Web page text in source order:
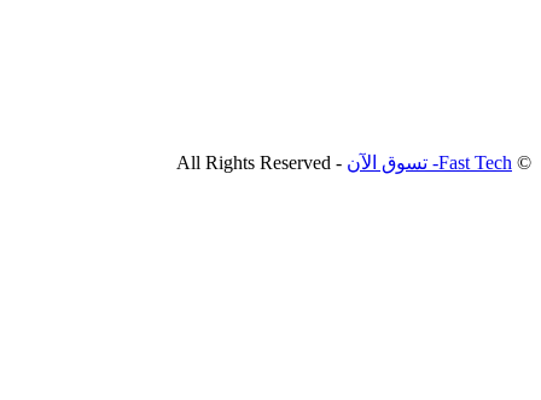
© Fast Tech- تسوق الآن - All Rights Reserved